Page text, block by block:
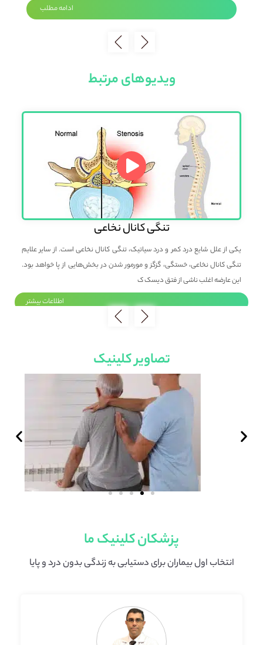
ادامه مطلب
ویدیوهای مرتبط
تنگی کانال نخاعی
یکی از علل شایع درد کمر و درد سیاتیک، تنگی کانال نخاعی است. از سایر علایم
تنگی کانال نخاعی، خستگی، گزگز و مورمور شدن در بخش‌هایی از پا خواهد بود.
این عارضه اغلب ناشی از فتق دیسک ک
اطلاعات بیشتر
تصاویر کلینیک
پزشکان کلینیک ما
انتخاب اول بیماران برای دستیابی به زندگی بدون درد و پایا